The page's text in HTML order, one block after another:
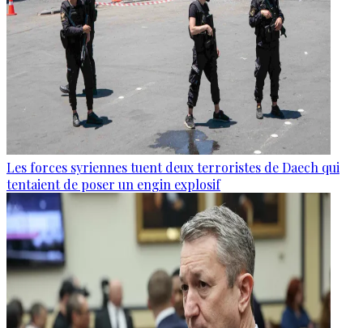
Les forces syriennes tuent deux terroristes de Daech qui
tentaient de poser un engin explosif